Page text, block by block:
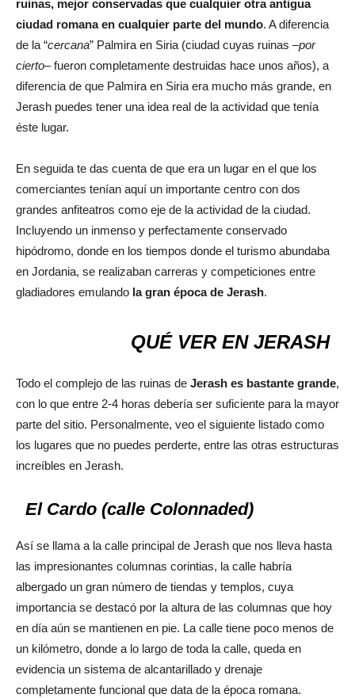
ruinas, mejor conservadas que cualquier otra antigua
ciudad romana en cualquier parte del mundo. A diferencia
de la “cercana” Palmira en Siria (ciudad cuyas ruinas –por
cierto– fueron completamente destruidas hace unos años), a
diferencia de que Palmira en Siria era mucho más grande, en
Jerash puedes tener una idea real de la actividad que tenía
éste lugar.
En seguida te das cuenta de que era un lugar en el que los
comerciantes tenían aquí un importante centro con dos
grandes anfiteatros como eje de la actividad de la ciudad.
Incluyendo un inmenso y perfectamente conservado
hipódromo, donde en los tiempos donde el turismo abundaba
en Jordania, se realizaban carreras y competiciones entre
gladiadores emulando la gran época de Jerash.
QUÉ VER EN JERASH
Todo el complejo de las ruinas de Jerash es bastante grande,
con lo que entre 2-4 horas debería ser suficiente para la mayor
parte del sitio. Personalmente, veo el siguiente listado como
los lugares que no puedes perderte, entre las otras estructuras
increíbles en Jerash.
El Cardo (calle Colonnaded)
Así se llama a la calle principal de Jerash que nos lleva hasta
las impresionantes columnas corintias, la calle habría
albergado un gran número de tiendas y templos, cuya
importancia se destacó por la altura de las columnas que hoy
en día aún se mantienen en pie. La calle tiene poco menos de
un kilómetro, donde a lo largo de toda la calle, queda en
evidencia un sistema de alcantarillado y drenaje
completamente funcional que data de la época romana.